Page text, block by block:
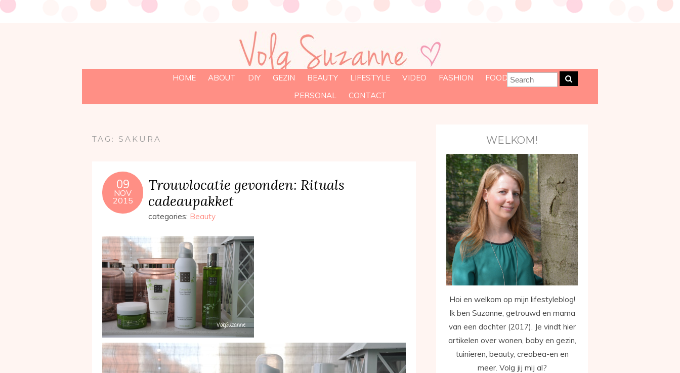
HOME ABOUT DIY GEZIN BEAUTY LIFESTYLE VIDEO FASHION
FOOD
PERSONAL
CONTACT
TAG: SAKURA
09
NOV
2015
Trouwlocatie gevonden: Rituals
cadeaupakket
categories: Beauty
WELKOM!
Hoi en welkom op mijn lifestyleblog!
Ik ben Suzanne, getrouwd en mama
van een dochter (2017). Je vindt hier
artikelen over wonen, baby en gezin,
tuinieren, beauty, creabea-en en
meer. Volg jij mij al?